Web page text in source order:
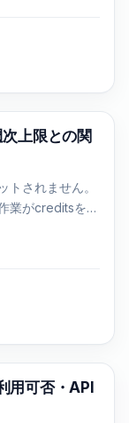
上限との関
されません。
業がcreditsを消
用可否・API